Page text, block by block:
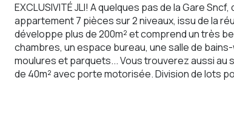
EXCLUSIVITÉ JLI! A quelques pas de la Gare
appartement 7 pièces sur 2 niveaux, issu de la
développe plus de 200m² et comprend un très
chambres, un espace bureau, une salle de
moulures et parquets... Vous trouverez aussi
de 40m² avec porte motorisée. Division de lots